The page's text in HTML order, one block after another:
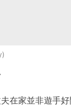
在家並非遊手